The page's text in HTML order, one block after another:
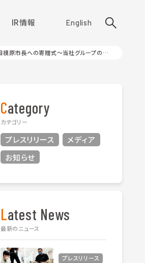
IR情報 English
相模原市長への寄贈式～当社グループの特例子会社
Category
カテゴリー
プレスリリース
メディア
お知らせ
Latest News
最新のニュース
プレスリリース